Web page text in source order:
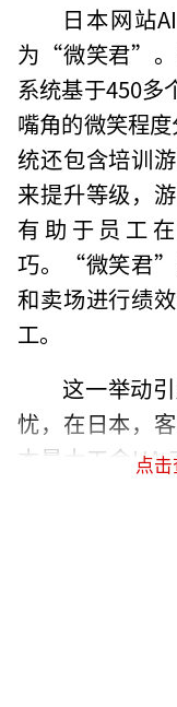
日本网站
为“微笑君”。
系统基于450多
嘴角的微笑程
统还包含培训
来提升等级，
有助于员工
巧。“微笑君”
和卖场进行绩
工。
这一举动
忧，在日本，
本最大工会点